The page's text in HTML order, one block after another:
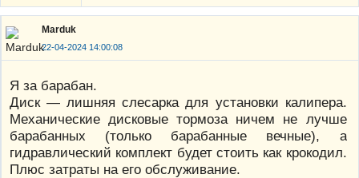
Marduk
22-04-2024 14:00:08
Я за барабан.
Диск — лишняя слесарка для установки калипера.
Механические дисковые тормоза ничем не лучше
барабанных (только барабанные вечные), а
гидравлический комплект будет стоить как крокодил.
Плюс затраты на его обслуживание.